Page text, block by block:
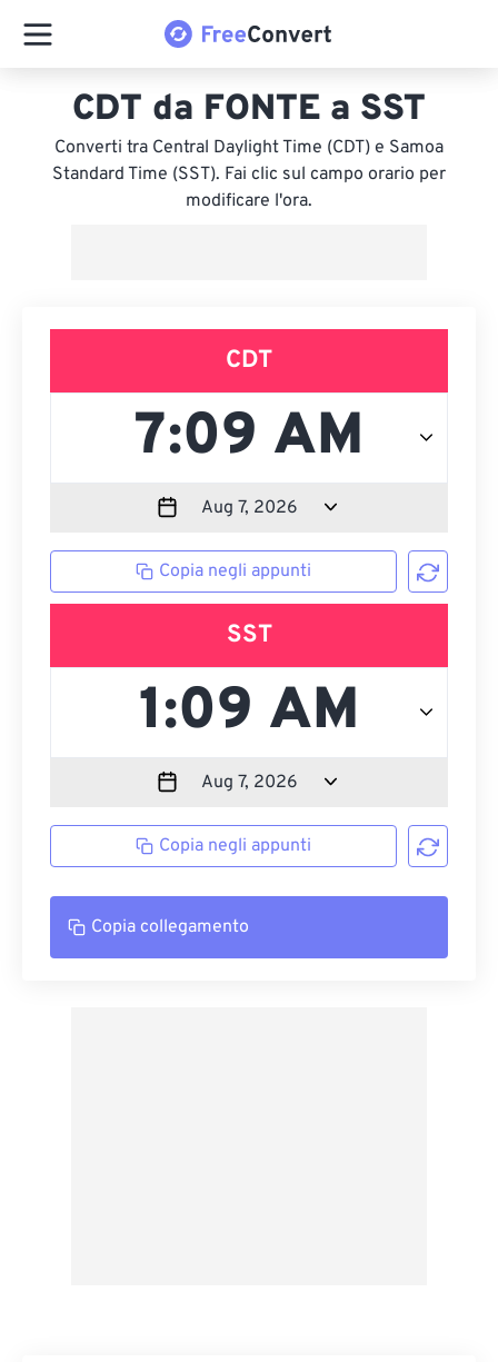
CDT da FONTE a SST
Converti tra Central Daylight Time (CDT) e Samoa
Standard Time (SST). Fai clic sul campo orario per
modificare l'ora.
CDT
Copia negli appunti
SST
Copia negli appunti
Copia collegamento